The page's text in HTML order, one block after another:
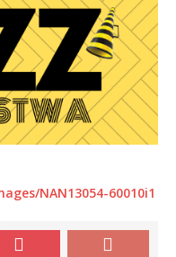
NAN13054-60010i1